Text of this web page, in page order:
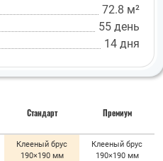
72.8 м²
55 день
14 дня
Стандарт Премиум
Клееный брус
190×190 мм
Клееный брус
190×190 мм